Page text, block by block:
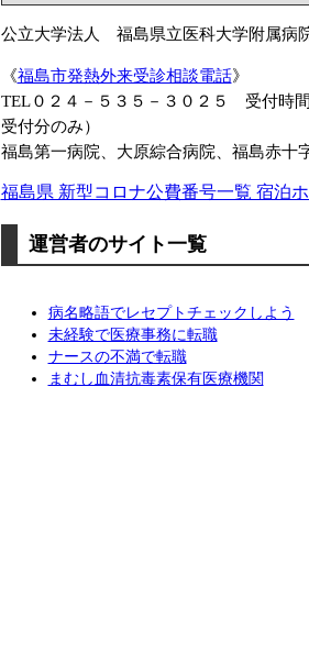
公立大学法人 福島県立医科大学附属病
《福島市発熱外来受診相談電話》
TEL０２４－５３５－３０２５ 受付時
受付分のみ）
福島第一病院、大原綜合病院、福島赤十
福島県 新型コロナ公費番号一覧 宿泊
運営者のサイト一覧
病名略語でレセプトチェックしよう
未経験で医療事務に転職
ナースの不満で転職
まむし血清抗毒素保有医療機関